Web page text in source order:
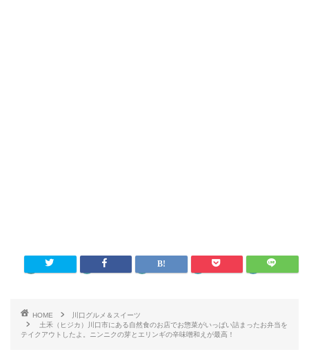
HOME
川口グルメ＆スイーツ
土禾（ヒジカ）川口市にある自然食のお店でお惣菜がいっぱい詰まったお弁当を
テイクアウトしたよ。ニンニクの芽とエリンギの辛味噌和えが最高！